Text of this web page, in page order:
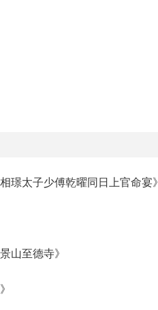
太子少傅乾曜同日上官命宴》
山至德寺》